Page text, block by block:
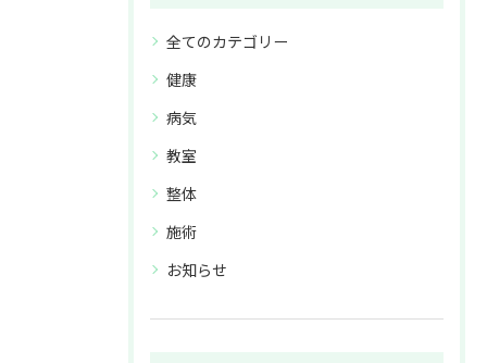
全てのカテゴリー
健康
病気
教室
整体
施術
お知らせ